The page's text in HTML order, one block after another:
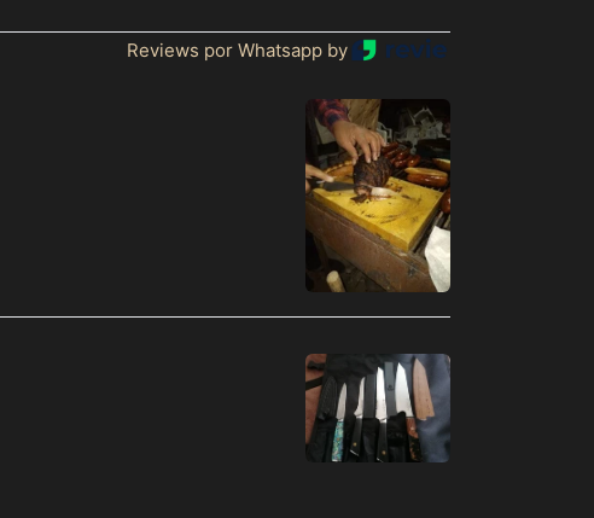
Reviews por Whatsapp by
Afeganistão (MXN $)
África do Sul (MXN
$)
Albânia (MXN $)
Alemanha (MXN $)
Andorra (MXN $)
Angola (MXN $)
Anguila (MXN $)
Antígua e Barbuda
(MXN $)
Arábia Saudita (MXN
$)